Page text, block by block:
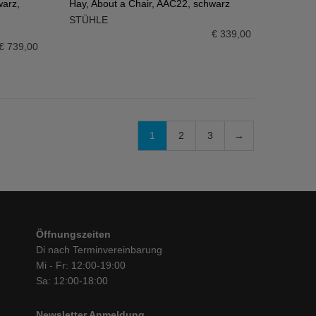
739,00
IN DEN WARENKORB
Hay, About a Chair, AAC22, schwarz
STÜHLE
€ 339,00
1 2 3 →
Öffnungszeiten
Di nach Terminvereinbarung
Mi - Fr: 12:00-19:00
Sa: 12:00-18:00